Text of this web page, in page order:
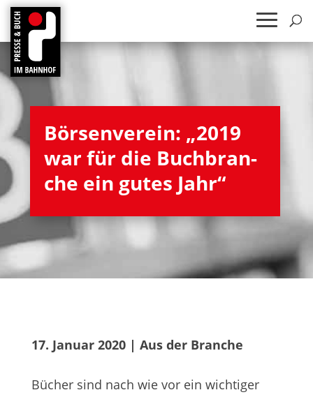
Bör­sen­ver­ein: „2019
war für die Buch­bran­
che ein gutes Jahr“
17. Januar 2020 | Aus der Branche
Bücher sind nach wie vor ein wich­ti­ger